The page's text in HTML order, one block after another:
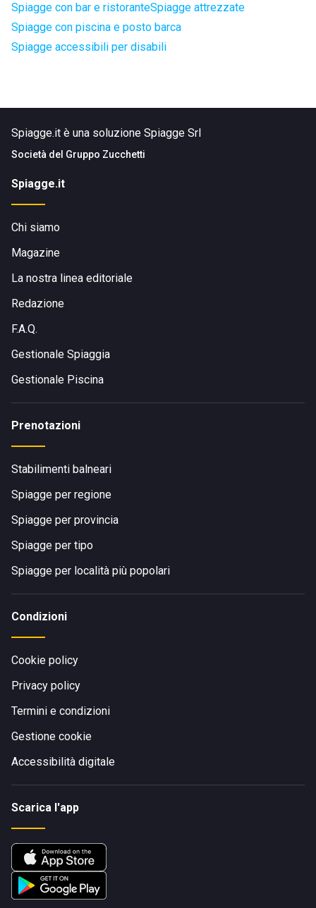
Spiagge con bar e ristoranteSpiagge attrezzate
Spiagge con piscina e posto barca
Spiagge accessibili per disabili
Spiagge.it è una soluzione Spiagge Srl
Società del Gruppo Zucchetti
Spiagge.it
Chi siamo
Magazine
La nostra linea editoriale
Redazione
F.A.Q.
Gestionale Spiaggia
Gestionale Piscina
Prenotazioni
Stabilimenti balneari
Spiagge per regione
Spiagge per provincia
Spiagge per tipo
Spiagge per località più popolari
Condizioni
Cookie policy
Privacy policy
Termini e condizioni
Gestione cookie
Accessibilità digitale
Scarica l'app